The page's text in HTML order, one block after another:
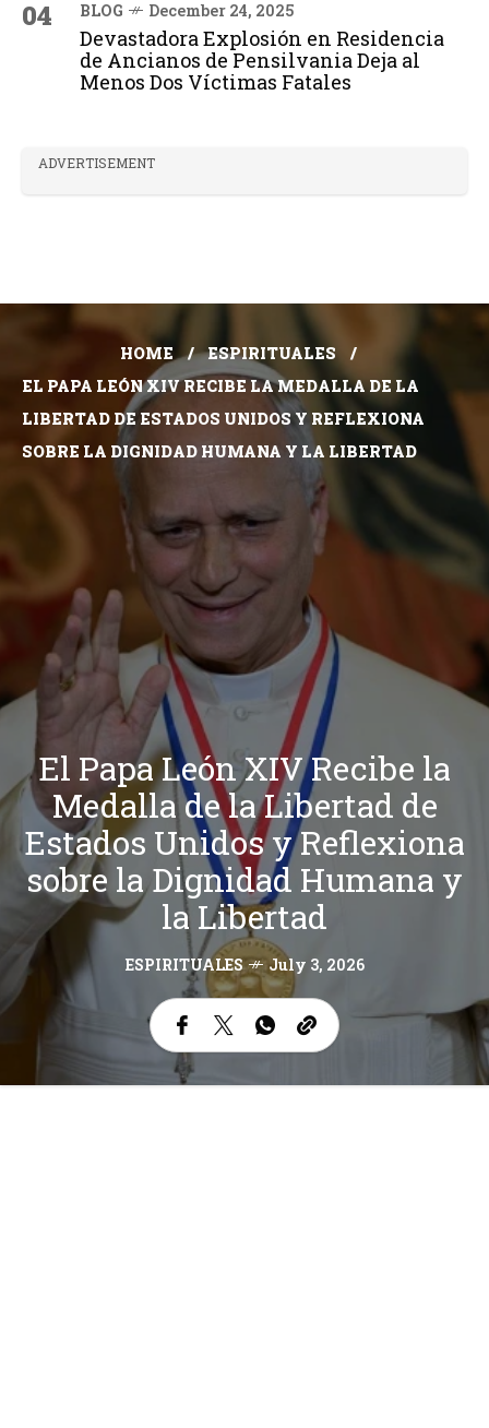
04 BLOG December 24, 2025
Devastadora Explosión en Residencia
de Ancianos de Pensilvania Deja al
Menos Dos Víctimas Fatales
ADVERTISEMENT
HOME
ESPIRITUALES
EL PAPA LEÓN XIV RECIBE LA MEDALLA DE LA
LIBERTAD DE ESTADOS UNIDOS Y REFLEXIONA
SOBRE LA DIGNIDAD HUMANA Y LA LIBERTAD
El Papa León XIV Recibe la
Medalla de la Libertad de
Estados Unidos y Reflexiona
sobre la Dignidad Humana y
la Libertad
ESPIRITUALES July 3, 2026